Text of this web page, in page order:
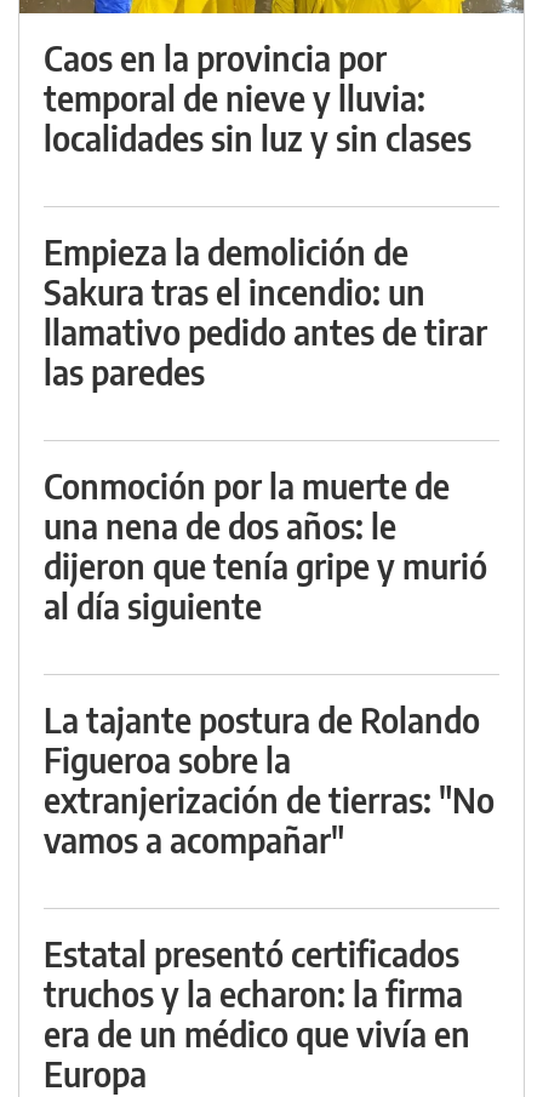
Caos en la provincia por
temporal de nieve y lluvia:
localidades sin luz y sin clases
Empieza la demolición de
Sakura tras el incendio: un
llamativo pedido antes de tirar
las paredes
Conmoción por la muerte de
una nena de dos años: le
dijeron que tenía gripe y murió
al día siguiente
La tajante postura de Rolando
Figueroa sobre la
extranjerización de tierras: "No
vamos a acompañar"
Estatal presentó certificados
truchos y la echaron: la firma
era de un médico que vivía en
Europa